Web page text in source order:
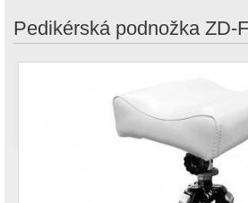
Pedikérská podnožka ZD-